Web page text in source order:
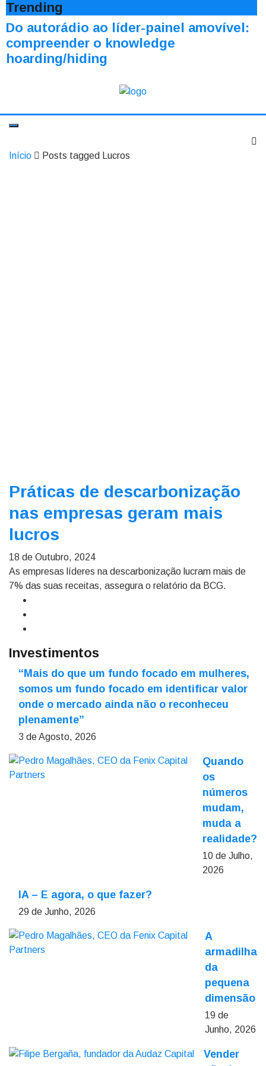
Trending
Do autorádio ao líder-painel amovível:
compreender o knowledge
hoarding/hiding
Início Posts tagged Lucros
Práticas de descarbonização
nas empresas geram mais
lucros
18 de Outubro, 2024
As empresas líderes na descarbonização lucram mais de
7% das suas receitas, assegura o relatório da BCG.
Investimentos
“Mais do que um fundo focado em mulheres,
somos um fundo focado em identificar valor
onde o mercado ainda não o reconheceu
plenamente”
3 de Agosto, 2026
Quando
os
números
mudam,
muda a
realidade?
10 de Julho,
2026
IA – E agora, o que fazer?
29 de Junho, 2026
A
armadilha
da
pequena
dimensão
19 de
Junho, 2026
Vender